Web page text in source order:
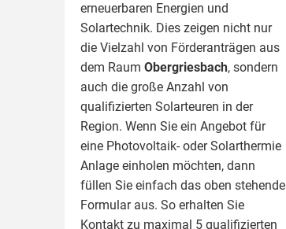
erneuerbaren Energien und
Solartechnik. Dies zeigen nicht nur
die Vielzahl von Förderanträgen aus
dem Raum Obergriesbach, sondern
auch die große Anzahl von
qualifizierten Solarteuren in der
Region. Wenn Sie ein Angebot für
eine Photovoltaik- oder Solarthermie
Anlage einholen möchten, dann
füllen Sie einfach das oben stehende
Formular aus. So erhalten Sie
Kontakt zu maximal 5 qualifizierten